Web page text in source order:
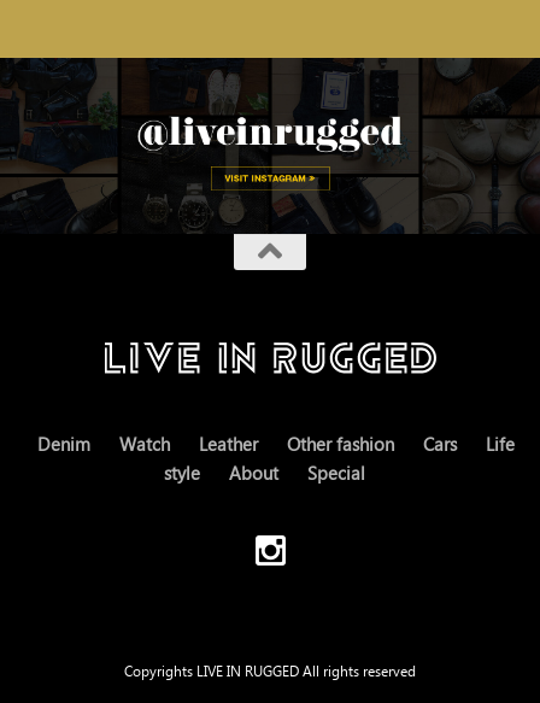
Denim Watch Leather Other fashion Cars
Life
style
About Special
Copyrights LIVE IN RUGGED All rights reserved